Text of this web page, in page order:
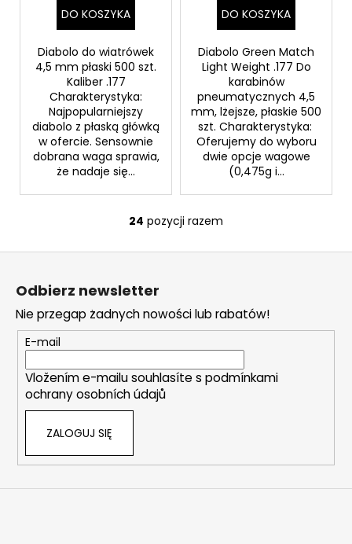
DO KOSZYKA
Diabolo do wiatrówek
4,5 mm płaski 500 szt.
Kaliber .177
Charakterystyka:
Najpopularniejszy
diabolo z płaską główką
w ofercie. Sensownie
dobrana waga sprawia,
że nadaje się...
DO KOSZYKA
Diabolo Green Match
Light Weight .177 Do
karabinów
pneumatycznych 4,5
mm, lżejsze, płaskie 500
szt. Charakterystyka:
Oferujemy do wyboru
dwie opcje wagowe
(0,475g i...
K
o
o
l
k
i
l
24 pozycji razem
Odbierz newsletter
Nie przegap żadnych nowości lub rabatów!
E-mail
Vložením e-mailu souhlasíte s podmínkami
ochrany osobních údajů
ZALOGUJ SIĘ